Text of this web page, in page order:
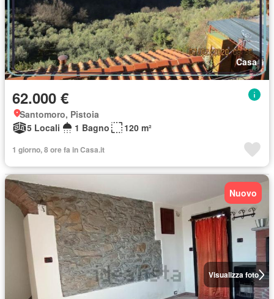
Casa
62.000 €
Santomoro, Pistoia
5 Locali
1 Bagno 120 m²
1 giorno, 8 ore fa in Casa.it
Visualizza foto
Nuovo